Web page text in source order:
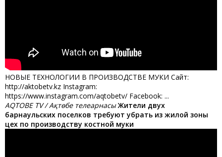
НОВЫЕ ТЕХНОЛОГИИ В ПРОИЗВОДСТВЕ МУКИ Сайт:
http://aktobetv.kz Instagram:
https://www.instagram.com/aqtobetv/ Facebook: ...
AQTOBE TV / Ақтөбе телеарнасы Жители двух
барнаульских поселков требуют убрать из жилой зоны
цех по производству костной муки